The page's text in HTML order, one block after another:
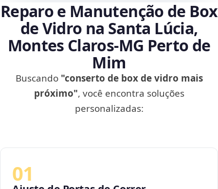
Reparo e Manutenção de Box
de Vidro na Santa Lúcia,
Montes Claros‑MG Perto de
Mim
Buscando "conserto de box de vidro mais
próximo", você encontra soluções
personalizadas:
01